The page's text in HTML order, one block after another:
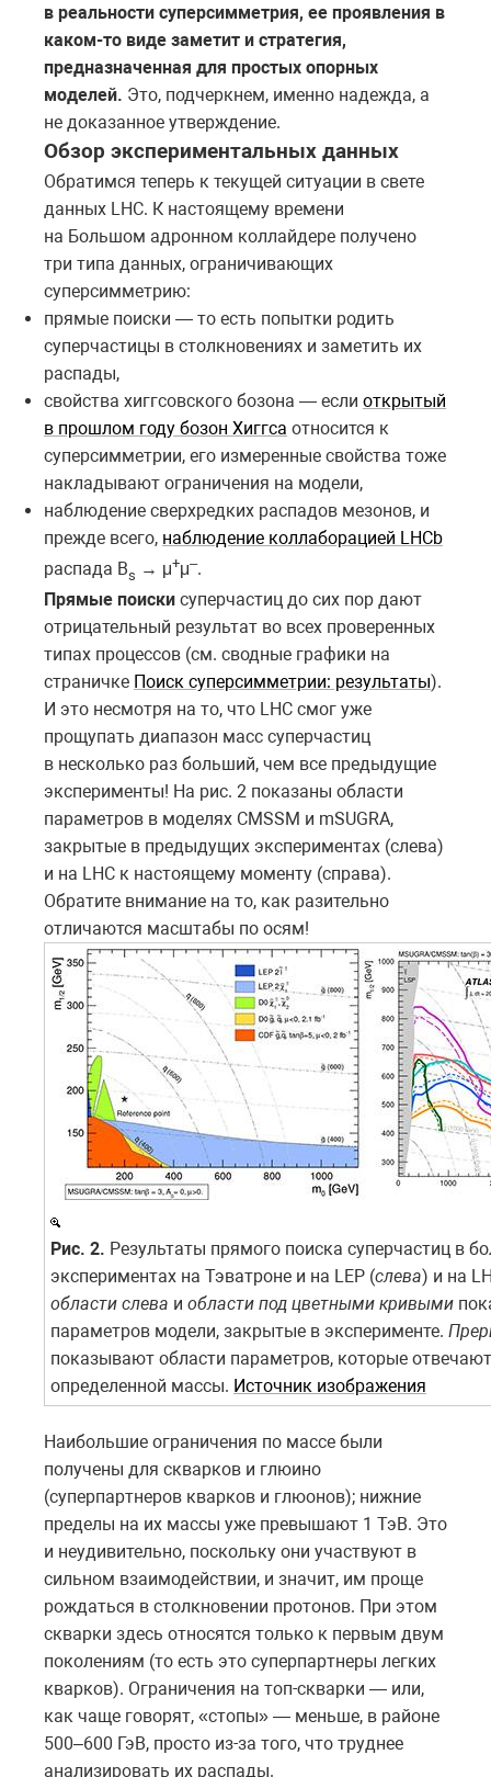
в реальности суперсимметрия, ее проявления в
каком-то виде заметит и стратегия,
предназначенная для простых опорных
моделей. Это, подчеркнем, именно надежда, а
не доказанное утверждение.
Обзор экспериментальных данных
Обратимся теперь к текущей ситуации в свете
данных LHC. К настоящему времени
на Большом адронном коллайдере получено
три типа данных, ограничивающих
суперсимметрию:
прямые поиски — то есть попытки родить
суперчастицы в столкновениях и заметить их
распады,
свойства хиггсовского бозона — если открытый
в прошлом году бозон Хиггса относится к
суперсимметрии, его измеренные свойства тоже
накладывают ограничения на модели,
наблюдение сверхредких распадов мезонов, и
прежде всего, наблюдение коллаборацией LHCb
распада Bs → μ+μ–.
Прямые поиски суперчастиц до сих пор дают
отрицательный результат во всех проверенных
типах процессов (см. сводные графики на
страничке Поиск суперсимметрии: результаты).
И это несмотря на то, что LHC смог уже
прощупать диапазон масс суперчастиц
в несколько раз больший, чем все предыдущие
эксперименты! На рис. 2 показаны области
параметров в моделях CMSSM и mSUGRA,
закрытые в предыдущих экспериментах (слева)
и на LHC к настоящему моменту (справа).
Обратите внимание на то, как разительно
отличаются масштабы по осям!
Рис. 2. Результаты прямого поиска суперчастиц в
экспериментах на Тэватроне и на LEP (слева) и на
области слева и области под цветными кривыми
параметров модели, закрытые в эксперименте.
показывают области параметров, которые
определенной массы. Источник изображения
Наибольшие ограничения по массе были
получены для скварков и глюино
(суперпартнеров кварков и глюонов); нижние
пределы на их массы уже превышают 1 ТэВ. Это
и неудивительно, поскольку они участвуют в
сильном взаимодействии, и значит, им проще
рождаться в столкновении протонов. При этом
скварки здесь относятся только к первым двум
поколениям (то есть это суперпартнеры легких
кварков). Ограничения на топ-скварки — или,
как чаще говорят, «стопы» — меньше, в районе
500–600 ГэВ, просто из-за того, что труднее
анализировать их распады.